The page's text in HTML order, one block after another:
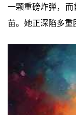
一颗重磅炸弹，
苗。她正深陷多重